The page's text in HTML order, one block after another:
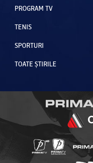
PROGRAM TV
TENIS
SPORTURI
TOATE ȘTIRILE